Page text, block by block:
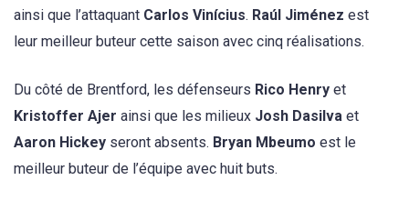
ainsi que l’attaquant Carlos Vinícius. Raúl Jiménez est
leur meilleur buteur cette saison avec cinq réalisations.
Du côté de Brentford, les défenseurs Rico Henry et
Kristoffer Ajer ainsi que les milieux Josh Dasilva et
Aaron Hickey seront absents. Bryan Mbeumo est le
meilleur buteur de l’équipe avec huit buts.